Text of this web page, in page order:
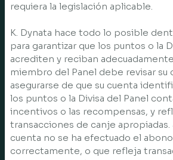
requiera la legislación aplicable.
K. Dynata hace todo lo posible
para garantizar que los puntos o la
acrediten y reciban
miembro del Panel debe revisar su
asegurarse de que su cuenta
los puntos o la Divisa del Panel
incentivos o las recompensas, y
transacciones de canje apropiadas.
cuenta no se ha efectuado el
correctamente, o que refleja